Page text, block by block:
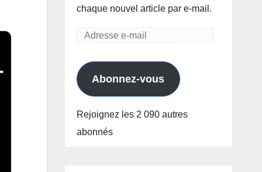
chaque nouvel article par e-mail.
Adresse
mail
Abonnez-vous
Rejoignez les 2 090 autres
abonnés